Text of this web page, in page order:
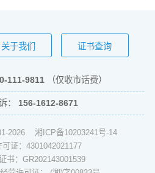
关于我们 证书查询
111-9811 （仅收市话费）
： 156-1612-8671
2026 湘ICP备10203241号-14
证：4301042021177
书：GR202143001539